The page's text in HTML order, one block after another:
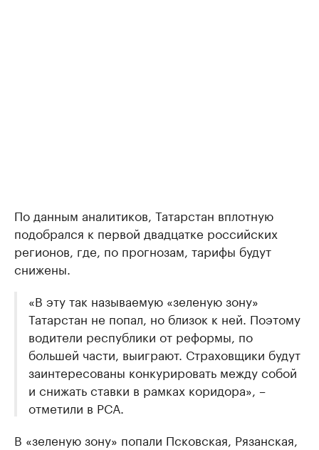
По данным аналитиков, Татарстан вплотную
подобрался к первой двадцатке российских
регионов, где, по прогнозам, тарифы будут
снижены.
«В эту так называемую «зеленую зону»
Татарстан не попал, но близок к ней. Поэтому
водители республики от реформы, по
большей части, выиграют. Страховщики будут
заинтересованы конкурировать между собой
и снижать ставки в рамках коридора», –
отметили в РСА.
В «зеленую зону» попали Псковская, Рязанская,